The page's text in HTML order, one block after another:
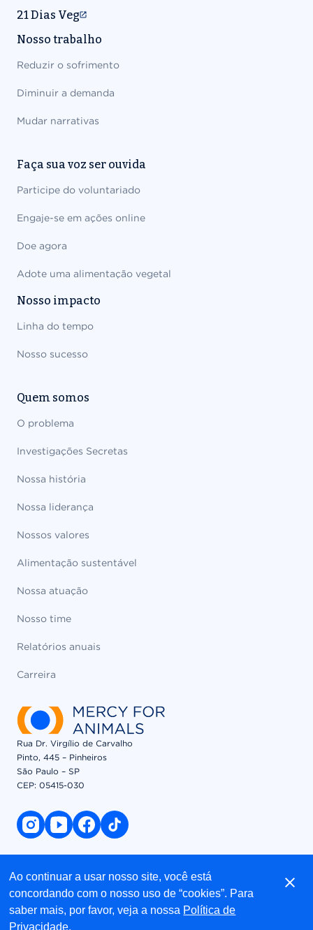
21 Dias Veg
Nosso trabalho
Reduzir o sofrimento
Diminuir a demanda
Mudar narrativas
Faça sua voz ser ouvida
Participe do voluntariado
Engaje-se em ações online
Doe agora
Adote uma alimentação vegetal
Nosso impacto
Linha do tempo
Nosso sucesso
Quem somos
O problema
Investigações Secretas
Nossa história
Nossa liderança
Nossos valores
Alimentação sustentável
Nossa atuação
Nosso time
Relatórios anuais
Carreira
Rua Dr. Virgílio de Carvalho
Pinto, 445 – Pinheiros
São Paulo – SP
CEP: 05415-030​
instagram link
youtube linkfacebook link
tiktok link
© 2026 Mercy For Animals, Inc. All Rights Reserved
Política de privacidade
Ao continuar a usar nosso site, você está
concordando com o nosso uso de “cookies”. Para
saber mais, por favor, veja a nossa Política de
Privacidade.